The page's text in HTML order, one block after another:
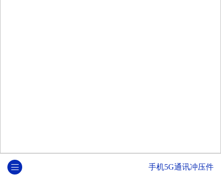
手机5G通讯冲压件